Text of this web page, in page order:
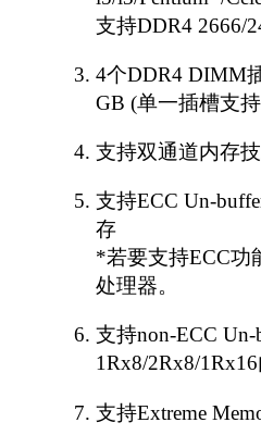
支持DDR4 2666/
4个DDR4 DIMM
GB (单一插槽支
支持双通道内存
支持ECC Un-
存
*若要支持ECC功
处理器。
支持non-ECC
1Rx8/2Rx8/
支持Extreme